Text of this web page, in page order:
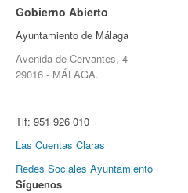
Gobierno Abierto
Ayuntamiento de Málaga
Avenida de Cervantes, 4
29016 - MÁLAGA.
Tlf: 951 926 010
Las Cuentas Claras
Redes Sociales Ayuntamiento
Síguenos